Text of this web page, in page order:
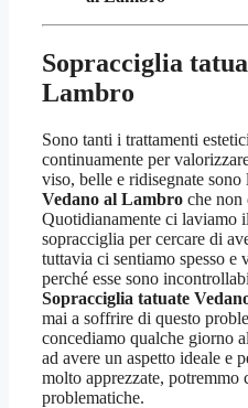
Sopracciglia
Lambro
Sono tanti i trattamenti
continuamente per
viso, belle e ridisegnate sono
Vedano al Lambro che non
Quotidianamente ci laviamo
sopracciglia per cercare di
tuttavia ci sentiamo spesso
perché esse sono
Sopracciglia tatuate
mai a soffrire di questo
concediamo qualche giorno
ad avere un aspetto ideale e
molto apprezzate,
problematiche.